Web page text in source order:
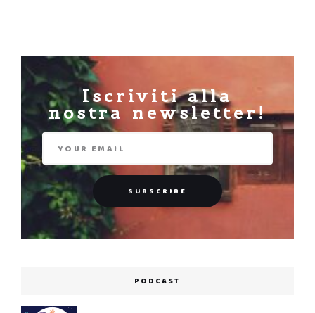
Iscriviti alla
nostra newsletter!
PODCAST